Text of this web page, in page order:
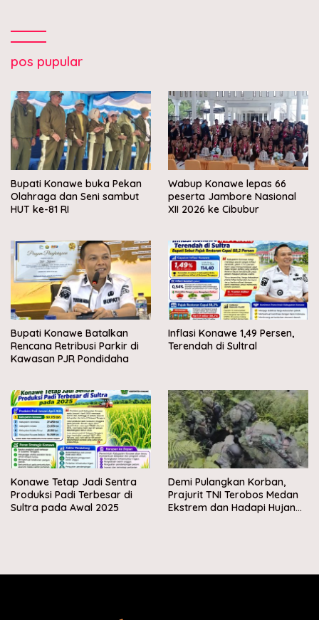
pos pupular
Bupati Konawe buka Pekan
Olahraga dan Seni sambut
HUT ke-81 RI
Wabup Konawe lepas 66
peserta Jambore Nasional
XII 2026 ke Cibubur
Bupati Konawe Batalkan
Rencana Retribusi Parkir di
Kawasan PJR Pondidaha
Inflasi Konawe 1,49 Persen,
Terendah di Sultral
Konawe Tetap Jadi Sentra
Produksi Padi Terbesar di
Sultra pada Awal 2025
Demi Pulangkan Korban,
Prajurit TNI Terobos Medan
Ekstrem dan Hadapi Hujan